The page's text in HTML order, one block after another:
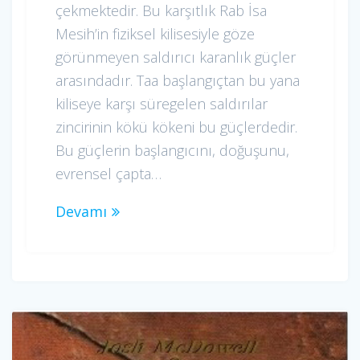
çekmektedir. Bu karşıtlık Rab İsa
Mesih’in fiziksel kilisesiyle göze
görünmeyen saldırıcı karanlık güçler
arasındadır. Taa başlangıçtan bu yana
kiliseye karşı süregelen saldırılar
zincirinin kökü kökeni bu güçlerdedir.
Bu güçlerin başlangıcını, doğuşunu,
evrensel çapta…
Devamı